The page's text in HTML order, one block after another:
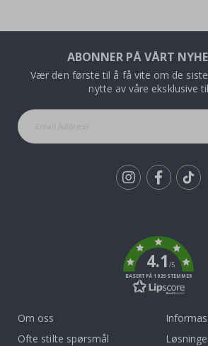
ABONNER PÅ VÅRT
Vær den første til å få vite om de
nytte av våre eksklusive
4.1/5
BASERT PÅ 1029 STEMMER
Om oss
Ofte stilte spørsmål